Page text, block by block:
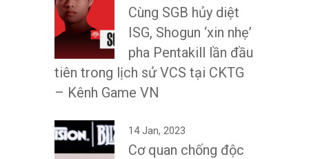
Cùng SGB hủy diệt
ISG, Shogun ‘xin nhẹ’
pha Pentakill lần đầu
tiên trong lịch sử VCS tại CKTG
– Kênh Game VN
14 Jan, 2023
Cơ quan chống độc